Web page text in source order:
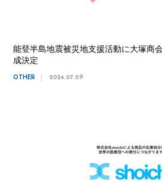
能登半島地震被災地支援活動に大塚商
成決定
OTHER 2024.07.09